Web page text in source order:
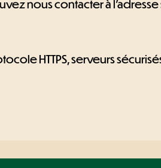
nous contacter à l’adresse
HTTPS, serveurs